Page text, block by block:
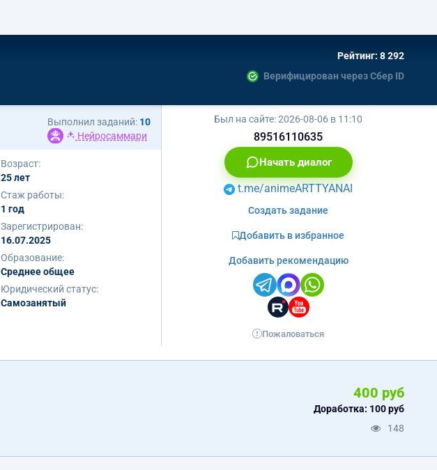
Рейтинг: 8 292
Верифицирован через Сбер ID
Выполнил заданий: 10
Нейросаммари
Возраст:
25 лет
Стаж работы:
1 год
Зарегистрирован:
16.07.2025
Образование:
Среднее общее
Юридический статус:
Самозанятый
Был на сайте:2026-08-06 в 11:10
89516110635
Начать диалог
t.me/animeARTTYANAI
Создать задание
Добавить в избранное
Добавить рекомендацию
Пожаловаться
400 руб
Доработка: 100 руб
148